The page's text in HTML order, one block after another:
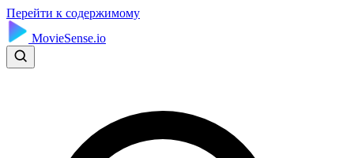
Перейти к содержимому
MovieSense.io